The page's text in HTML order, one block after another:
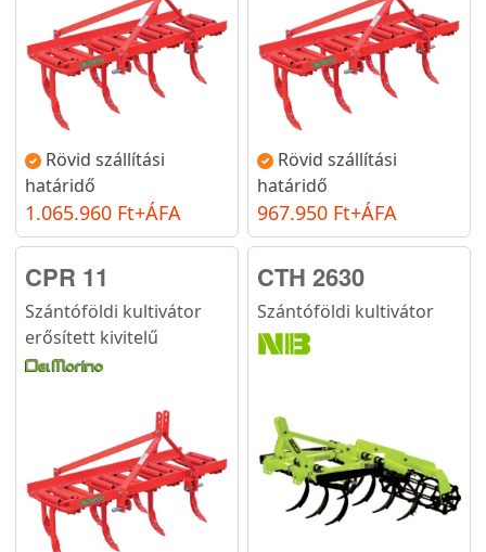
Rövid szállítási
határidő
1.065.960 Ft+ÁFA
Rövid szállítási
határidő
967.950 Ft+ÁFA
CPR 11
Szántóföldi kultivátor
erősített kivitelű
CTH 2630
Szántóföldi kultivátor